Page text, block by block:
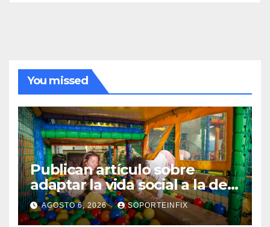
You missed
Publican artículo sobre
adaptar la vida social a la de
los hijos
AGOSTO 6, 2026 SOPORTEINFIX